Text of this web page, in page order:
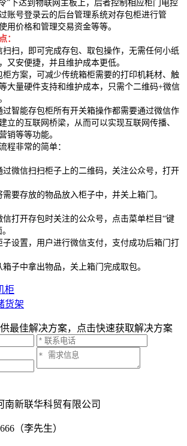
”下达到物联网主板上，后者控制相应柜门电控
账号登录云的后台管理系统对存包柜进行管
用价格和管理交易资金等等。
：
扫，即可完成存包、取包操作，无需任何小纸
又安便捷，并且维护成本更低。
案，可减少传统箱柜需要的打印机耗材、触
大量硬件支持和维护成本，只需个二维码+微信
智能存包柜所有开关箱操作都需要通过微信作
立的互联网桥梁，从而可以实现互联网传播、
销等等功能。
非常的简单：
微信扫扫柜子上的二维码，关注公众号，打开
存放的物品放入柜子中，并关上箱门。
开存包时关注的公众号，点击菜单栏目“键
置，用户进行微信支付，支付成功后箱门打
中拿出物品，关上箱门完成取包。
柜
货架
最佳解决方案，点击快速获取解决方案
南新联华科贸有限公司
（李先生）